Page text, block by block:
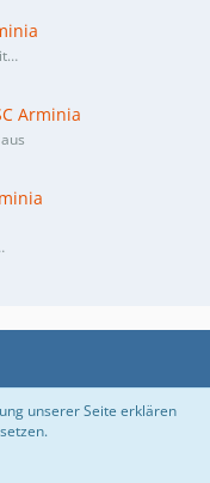
Arminia
unserer Seite erklären